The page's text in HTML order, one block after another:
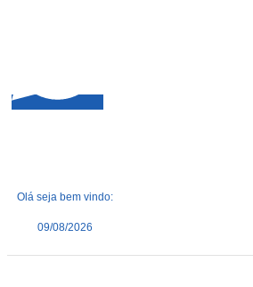
Olá seja bem vindo:
09/08/2026